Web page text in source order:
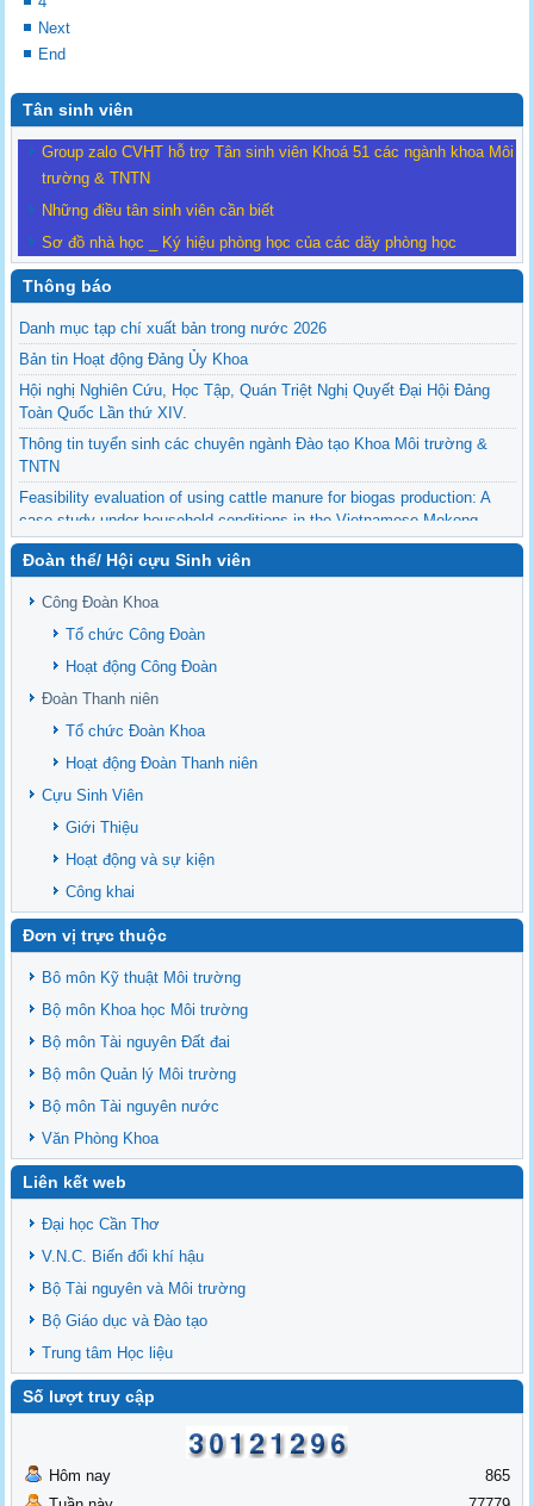
Next
End
Tân sinh viên
Group zalo CVHT hỗ trợ Tân sinh viên Khoá 51 các ngành khoa Môi
trường & TNTN
Những điều tân sinh viên cần biết
Sơ đồ nhà học _ Ký hiệu phòng học của các dãy phòng học
Thông báo
Danh mục tạp chí xuất bản trong nước 2026
Bản tin Hoạt động Đảng Ủy Khoa
Hội nghị Nghiên Cứu, Học Tập, Quán Triệt Nghị Quyết Đại Hội Đảng
Toàn Quốc Lần thứ XIV.
Thông tin tuyển sinh các chuyên ngành Đào tạo Khoa Môi trường &
TNTN
Feasibility evaluation of using cattle manure for biogas production: A
case study under household conditions in the Vietnamese Mekong
Delta
Sediment properties in flood-based farming systems in the Vietnamese
upstream Mekong Delta
Danh mục tạp chí xuất bản Quốc Tế 2026
Danh Mục các Đề Tài NCKH cấp Tỉnh năm 2024
Văn bản - Quy định
Ban chấp hành Đảng bộ khoa
Đoàn thể/ Hội cựu Sinh viên
Công Đoàn Khoa
Tổ chức Công Đoàn
Hoạt động Công Đoàn
Đoàn Thanh niên
Tổ chức Đoàn Khoa
Hoạt động Đoàn Thanh niên
Cựu Sinh Viên
Giới Thiệu
Hoạt động và sự kiện
Công khai
Đơn vị trực thuộc
Bô môn Kỹ thuật Môi trường
Bộ môn Khoa học Môi trường
Bộ môn Tài nguyên Đất đai
Bộ môn Quản lý Môi trường
Bộ môn Tài nguyên nước
Văn Phòng Khoa
Liên kết web
Đại học Cần Thơ
V.N.C. Biến đổi khí hậu
Bộ Tài nguyên và Môi trường
Bộ Giáo dục và Đào tạo
Trung tâm Học liệu
Số lượt truy cập
Hôm nay
865